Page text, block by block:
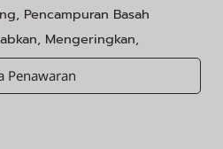
Pencampuran Basah
Mengeringkan,
Penawaran